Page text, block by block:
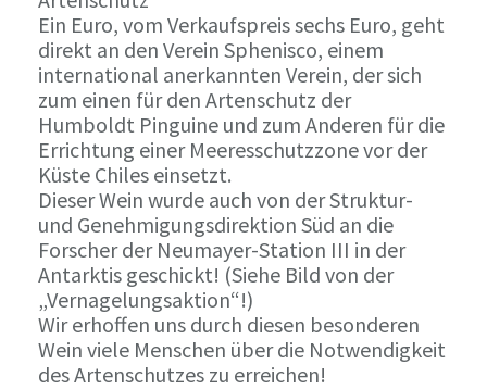
Ein Euro, vom Verkaufspreis sechs Euro, geht
direkt an den Verein Sphenisco, einem
international anerkannten Verein, der sich
zum einen für den Artenschutz der
Humboldt Pinguine und zum Anderen für die
Errichtung einer Meeresschutzzone vor der
Küste Chiles einsetzt.
Dieser Wein wurde auch von der Struktur-
und Genehmigungsdirektion Süd an die
Forscher der Neumayer-Station III in der
Antarktis geschickt! (Siehe Bild von der
„Vernagelungsaktion“!)
Wir erhoffen uns durch diesen besonderen
Wein viele Menschen über die Notwendigkeit
des Artenschutzes zu erreichen!